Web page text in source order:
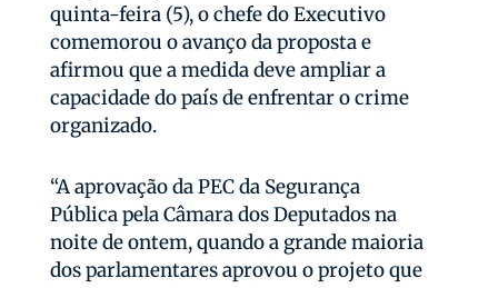
quinta-feira (5), o chefe do Executivo
comemorou o avanço da proposta e
afirmou que a medida deve ampliar a
capacidade do país de enfrentar o crime
organizado.
“A aprovação da PEC da Segurança
Pública pela Câmara dos Deputados na
noite de ontem, quando a grande maioria
dos parlamentares aprovou o projeto que